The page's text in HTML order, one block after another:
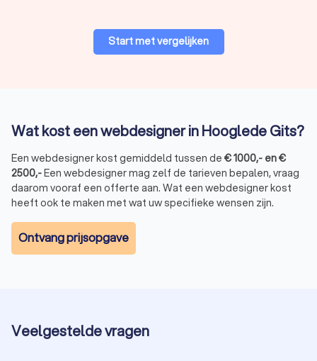
Bij Trustlocal helpen we u graag om de perfecte match te
bereiken van uw bedrijfsdoelen.
Start met vergelijken
Wat kost een webdesigner in Hooglede Gits?
Een webdesigner kost gemiddeld tussen de €1000,- en€
2500,-Een webdesigner mag zelf de tarieven bepalen, vraag
daarom vooraf een offerte aan. Wat een webdesigner kost
heeft ook te maken met wat uw specifieke wensen zijn.
Ontvang prijsopgave
Veelgestelde vragen